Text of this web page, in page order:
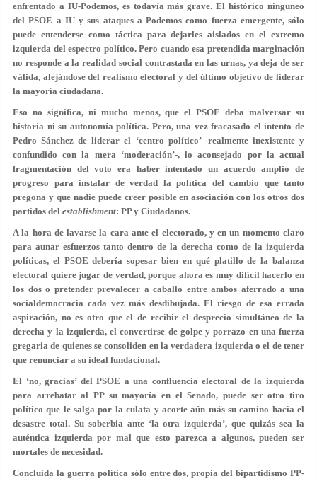
enfrentado a IU-Podemos, es todavía más grave. El histórico ninguneo
del PSOE a IU y sus ataques a Podemos como fuerza emergente, sólo
puede entenderse como táctica para dejarles aislados en el extremo
izquierda del espectro político. Pero cuando esa pretendida marginación
no responde a la realidad social contrastada en las urnas, ya deja de ser
válida, alejándose del realismo electoral y del último objetivo de liderar
la mayoría ciudadana.
Eso no significa, ni mucho menos, que el PSOE deba malversar su
historia ni su autonomía política. Pero, una vez fracasado el intento de
Pedro Sánchez de liderar el ‘centro político’ -realmente inexistente y
confundido con la mera ‘moderación’-, lo aconsejado por la actual
fragmentación del voto era haber intentado un acuerdo amplio de
progreso para instalar de verdad la política del cambio que tanto
pregona y que nadie puede creer posible en asociación con los otros dos
partidos del establishment: PP y Ciudadanos.
A la hora de lavarse la cara ante el electorado, y en un momento claro
para aunar esfuerzos tanto dentro de la derecha como de la izquierda
políticas, el PSOE debería sopesar bien en qué platillo de la balanza
electoral quiere jugar de verdad, porque ahora es muy difícil hacerlo en
los dos o pretender prevalecer a caballo entre ambos aferrado a una
socialdemocracia cada vez más desdibujada. El riesgo de esa errada
aspiración, no es otro que el de recibir el desprecio simultáneo de la
derecha y la izquierda, el convertirse de golpe y porrazo en una fuerza
gregaria de quienes se consoliden en la verdadera izquierda o el de tener
que renunciar a su ideal fundacional.
El ‘no, gracias’ del PSOE a una confluencia electoral de la izquierda
para arrebatar al PP su mayoría en el Senado, puede ser otro tiro
político que le salga por la culata y acorte aún más su camino hacia el
desastre total. Su soberbia ante ‘la otra izquierda’, que quizás sea la
auténtica izquierda por mal que esto parezca a algunos, pueden ser
mortales de necesidad.
Concluida la guerra política sólo entre dos, propia del bipartidismo PP-